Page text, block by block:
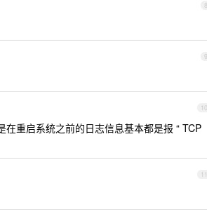
8
9
10
重启系统之前的日志信息基本都是报 “ TCP
11